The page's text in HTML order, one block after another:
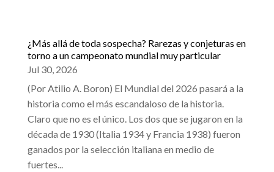
¿Más allá de toda sospecha? Rarezas y conjeturas en
torno a un campeonato mundial muy particular
Jul 30, 2026
(Por Atilio A. Boron) El Mundial del 2026 pasará a la
historia como el más escandaloso de la historia.
Claro que no es el único. Los dos que se jugaron en la
década de 1930 (Italia 1934 y Francia 1938) fueron
ganados por la selección italiana en medio de
fuertes...